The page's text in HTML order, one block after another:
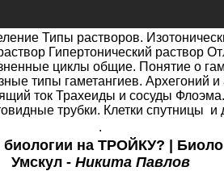
Типы растворов.
Гипертонический раствор
циклы общие. Понятие о
типы гаметангиев. Архегоний и
ток Трахеиды и сосуды
трубки. Клетки спутницы и
.
биологии на ТРОЙКУ? |
Умскул - Никита Павлов